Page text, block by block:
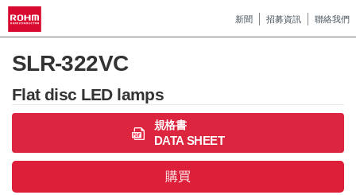
新聞 招募資訊 聯絡我們
SLR-322VC
Flat disc LED lamps
規格書
DATA SHEET
購買